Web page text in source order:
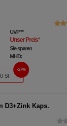
UVP**
Unser Preis*
Sie sparen
MHD:
St
27%
D3+Zink Kaps.